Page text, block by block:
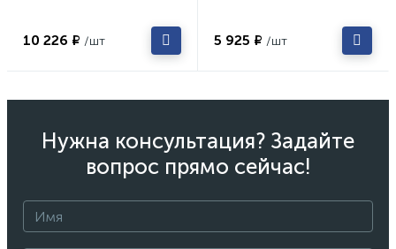
10 226 ₽ /шт 5 925 ₽ /шт
Нужна консультация? Задайте
вопрос прямо сейчас!